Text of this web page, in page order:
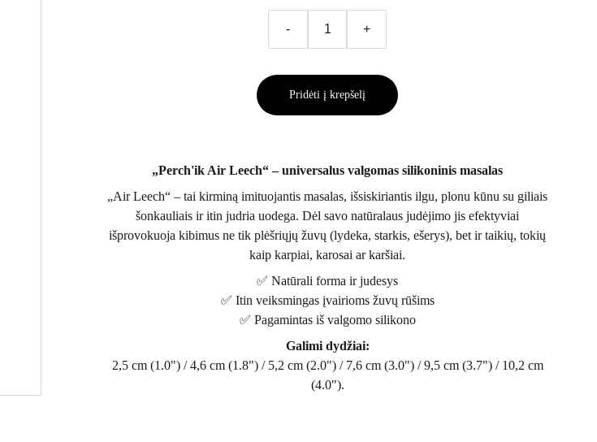
- +
Pridėti į krepšelį
„Perch'ik Air Leech“ – universalus valgomas silikoninis masalas
„Air Leech“ – tai kirminą imituojantis masalas, išsiskiriantis ilgu, plonu kūnu su giliais
šonkauliais ir itin judria uodega. Dėl savo natūralaus judėjimo jis efektyviai
išprovokuoja kibimus ne tik plėšriųjų žuvų (lydeka, starkis, ešerys), bet ir taikių, tokių
kaip karpiai, karosai ar karšiai.
✅ Natūrali forma ir judesys
✅ Itin veiksmingas įvairioms žuvų rūšims
✅ Pagamintas iš valgomo silikono
Galimi dydžiai:
2,5 cm (1.0") / 4,6 cm (1.8") / 5,2 cm (2.0") / 7,6 cm (3.0") / 9,5 cm (3.7") / 10,2 cm
(4.0").